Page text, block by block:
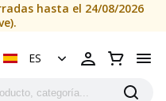
hasta el 24/08/2026
ES